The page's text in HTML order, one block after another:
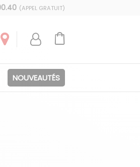
(APPEL GRATUIT)
NOUVEAUTÉS